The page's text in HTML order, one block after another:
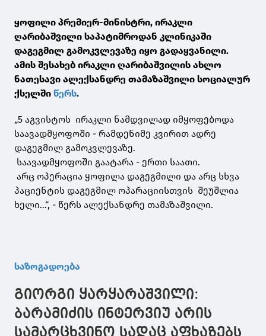
ყოფილი პრემიერ-მინისტრი, ირაკლი
ღარიბაშვილი საპატიმროდან კლინიკაში
დაგეგმილ გამოკვლევაზე იყო გადაყვანილი.
ამის შესახებ ირაკლი ღარიბაშვილის ახლო
ნათესავი ალექსანდრე თამაზაშვილი სოციალურ
ქსელში წერს.
„5 აგვისტოს ირაკლი ნამდვილად იმყოფებოდა
საავადმყოფოში - რამდენიმე კვირით ადრე
დაგეგმილ გამოკვლევაზე.
საავადმყოფოში გაატარა - ერთი საათი.
არც ოპერაცია ყოფილა დაგეგმილი და არც სხვა
პაციენტის დაგეგმილ ოპარაციისთვის შეუშლია
ხელი…“, - წერს ალექსანდრე თამაზაშვილი.
საზოგადოება
გიორგი ყარყარაშვილი:
ბარამიძის ინტერვიუ არის